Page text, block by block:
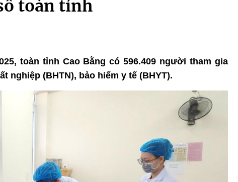
toàn tỉnh
toàn tỉnh Cao Bằng có 596.409 người tham gia
nghiệp (BHTN), bảo hiểm y tế (BHYT).